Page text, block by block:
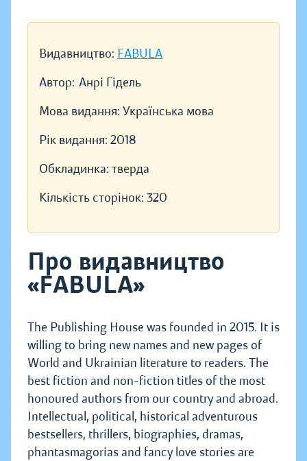
Видавництво: FABULA
Автор: Анрі Гідель
Мова видання: Українська мова
Рік видання: 2018
Обкладинка: тверда
Кількість сторінок: 320
Про видавництво
«FABULA»
The Publishing House was founded in 2015. It is
willing to bring new names and new pages of
World and Ukrainian literature to readers. The
best fiction and non-fiction titles of the most
honoured authors from our country and abroad.
Intellectual, political, historical adventurous
bestsellers, thrillers, biographies, dramas,
phantasmagorias and fancy love stories are